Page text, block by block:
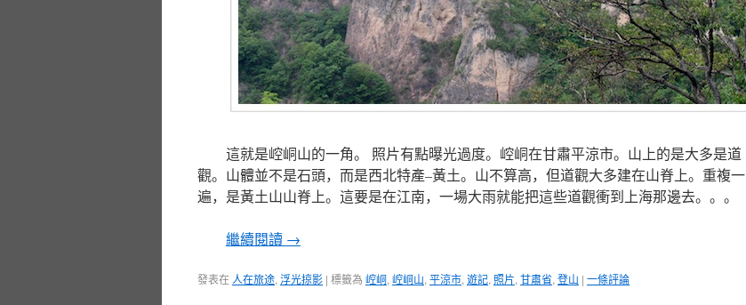
這就是崆峒山的一角。 照片有點曝光過度。崆峒在甘肅平涼市。山上的是大多是道
觀。山體並不是石頭，而是西北特產–黃土。山不算高，但道觀大多建在山脊上。重複一
遍，是黃土山山脊上。這要是在江南，一場大雨就能把這些道觀衝到上海那邊去。。。
繼續閱讀 →
發表在 人在旅途, 浮光掠影 | 標籤為 崆峒, 崆峒山, 平涼市, 遊記, 照片, 甘肅省, 登山 | 一條評論